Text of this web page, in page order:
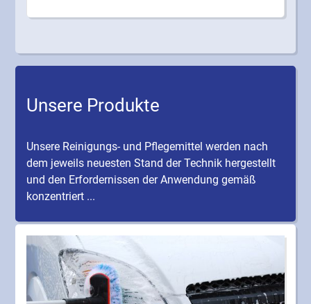
Unsere Produkte
Unsere Reinigungs- und Pflegemittel werden nach
dem jeweils neuesten Stand der Technik hergestellt
und den Erfordernissen der Anwendung gemäß
konzentriert ...